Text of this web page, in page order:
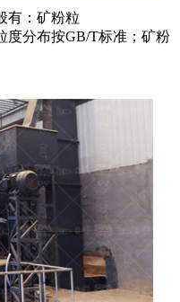
有：矿粉粒
度分布按GB/T标准；矿粉